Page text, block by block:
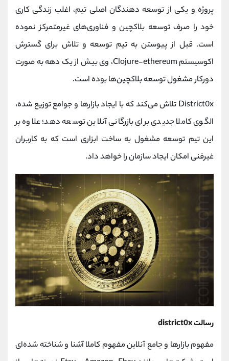
پروژه و یکی از توسعه دهندگان اصلی تیم، اغلب زندگی کاری
خود را صرف توسعه بلاکچین و فناوری‌های غیرمتمرکز نموده
است. قبل از پیوستن به تیم توسعه و تلاش برای گسترش
اکوسیستم Clojure-ethereum، وی بیش از یک دهه به صورت
دورکار مشغول توسعه بلاکچین‌ها بوده است.
District0x تلاش می‌کند که با ایجاد بازارها و جوامع توزیع شده،
الگوی کاملا جدیدی برای بازرگانی آنلاین توسعه دهد؛ علاوه بر
این تیم توسعه مشغول به ساخت ابزاری است که به کاربران
غیرفنی امکان ایجاد سازمان را خواهد داد.
رسالت district0x
مفهوم بازارها و جامع آنلاین مفهوم کاملا آشنا و شناخته شده‌ای